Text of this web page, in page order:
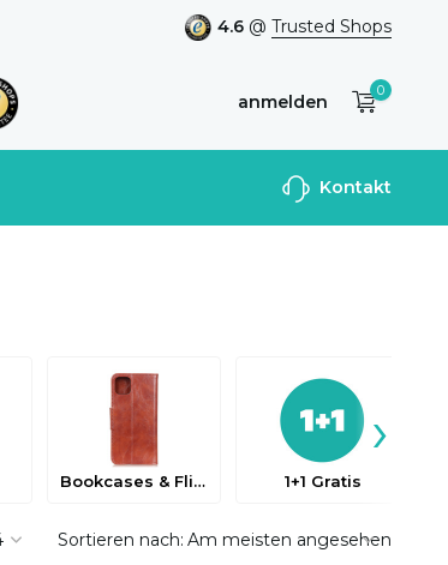
4.6 @ Trusted Shops
anmelden
Benutzerkonto
0
Kontakt
Bookcases & Flip Cases 1+1 Gratis
›
Sortieren nach: